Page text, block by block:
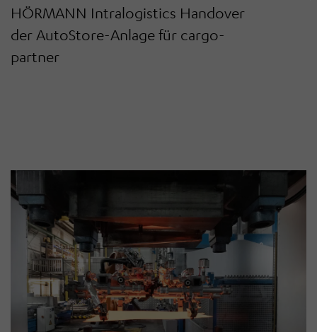
HÖRMANN Intralogistics Handover
der AutoStore-Anlage für cargo-
partner